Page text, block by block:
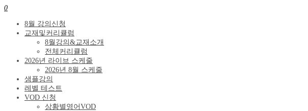
0
8월 강의신청
교재및커리큘럼
8월강의&교재소개
전체커리큘럼
2026년 라이브 스케줄
2026년 8월 스케줄
샘플강의
레벨 테스트
VOD 신청
상황별영어VOD